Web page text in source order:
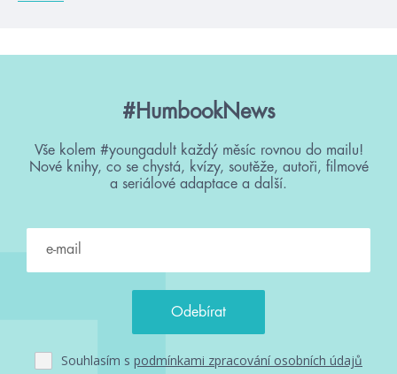
#HumbookNews
Vše kolem #youngadult každý měsíc rovnou do mailu!
Nové knihy, co se chystá, kvízy, soutěže, autoři, filmové
a seriálové adaptace a další.
Souhlasím s podmínkami zpracování osobních údajů